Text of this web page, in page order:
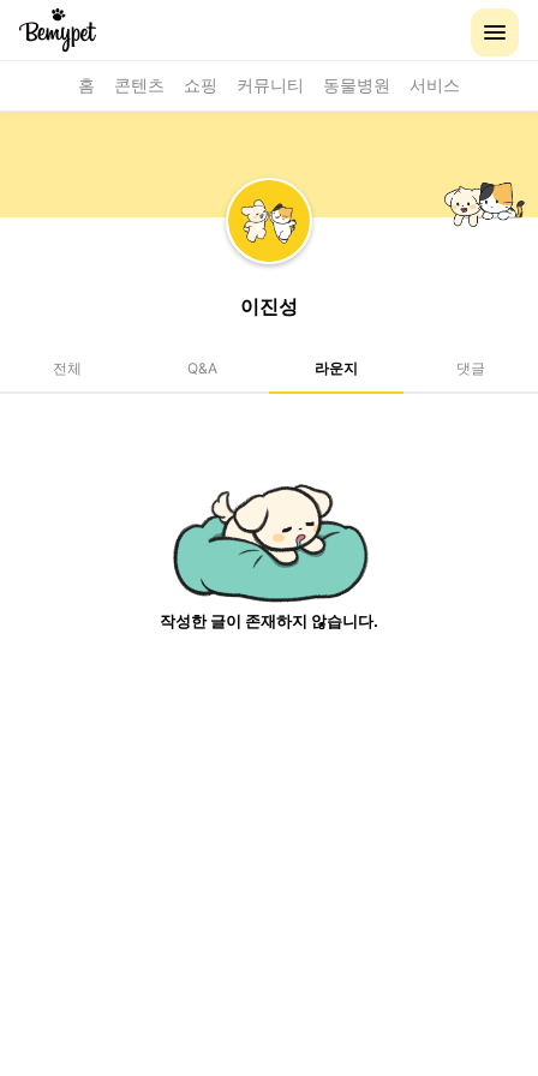
홈 콘텐츠 쇼핑 커뮤니티 동물병원 서비스
이진성
전체 Q&A 라운지 댓글
작성한 글이 존재하지 않습니다.